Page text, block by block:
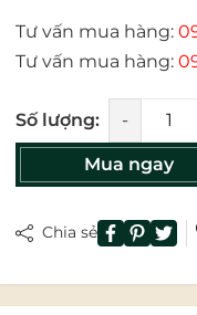
Tư vấn mua hàng:
Tư vấn mua hàng:
Số lượng: -
Mua ngay
Chia sẻ